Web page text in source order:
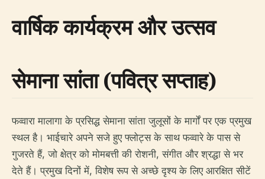
वार्षिक कार्यक्रम और उत्सव
सेमाना सांता (पवित्र सप्ताह)
फव्वारा मालागा के प्रसिद्ध सेमाना सांता जुलूसों के मार्गों पर एक प्रमुख
स्थल है। भाईचारे अपने सजे हुए फ्लोट्स के साथ फव्वारे के पास से
गुजरते हैं, जो क्षेत्र को मोमबत्ती की रोशनी, संगीत और श्रद्धा से भर
देते हैं। प्रमुख दिनों में, विशेष रूप से अच्छे दृश्य के लिए आरक्षित सीटें